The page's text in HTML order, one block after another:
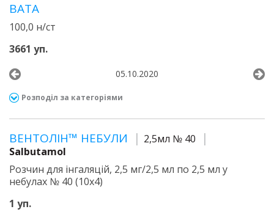
ВАТА
100,0 н/ст
3661 уп.
05.10.2020
Розподіл за категоріями
ВЕНТОЛІН™ НЕБУЛИ
2,5мл № 40
Salbutamol
Розчин для інгаляцій, 2,5 мг/2,5 мл по 2,5 мл у
небулах № 40 (10х4)
1 уп.